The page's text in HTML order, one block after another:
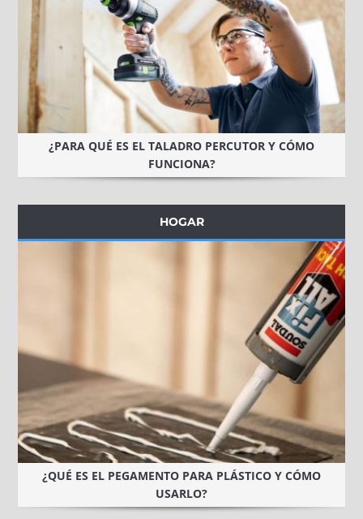
¿PARA QUÉ ES EL TALADRO PERCUTOR Y CÓMO
FUNCIONA?
HOGAR
¿QUÉ ES EL PEGAMENTO PARA PLÁSTICO Y CÓMO
USARLO?